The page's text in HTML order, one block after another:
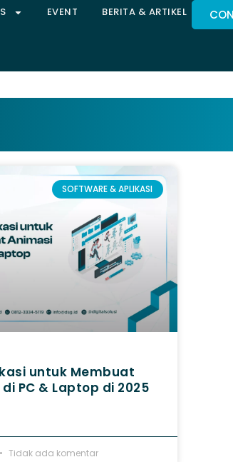
EVENT BERITA & ARTIKEL
SOFTWARE & APLIKASI
untuk Membuat
PC & Laptop di 2025
Tidak ada komentar